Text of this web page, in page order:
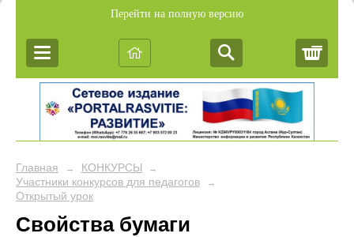
Перейти на полную версию
Главная → КОНКУРСЫ →
Участники конкурсов для педагогов →
Открытый урок
Свойства бумаги